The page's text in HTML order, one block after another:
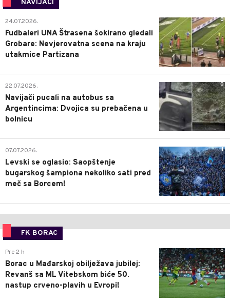
NAVIJAČI
0
24.07.2026.
Fudbaleri UNA Štrasena šokirano gledali
Grobare: Nevjerovatna scena na kraju
utakmice Partizana
0
22.07.2026.
Navijači pucali na autobus sa
Argentincima: Dvojica su prebačena u
bolnicu
1
07.07.2026.
Levski se oglasio: Saopštenje
bugarskog šampiona nekoliko sati pred
meč sa Borcem!
FK BORAC
0
Pre 2 h
Borac u Mađarskoj obilježava jubilej:
Revanš sa ML Vitebskom biće 50.
nastup crveno-plavih u Evropi!